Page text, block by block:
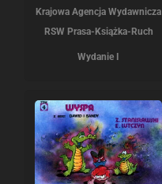
Krajowa Agencja Wydawnicza
RSW Prasa-Książka-Ruch
Wydanie I